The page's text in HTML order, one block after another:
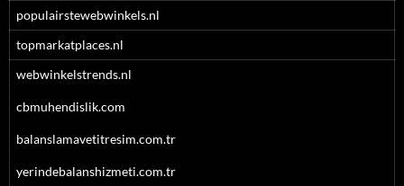
populairstewebwinkels.nl
topmarkatplaces.nl
webwinkelstrends.nl
cbmuhendislik.com
balanslamavetitresim.com.tr
yerindebalanshizmeti.com.tr